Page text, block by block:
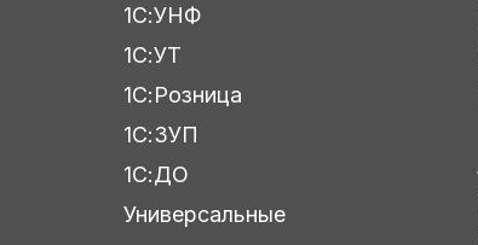
1С:УНФ
1С:УТ
1С:Розница
1С:ЗУП
1С:ДО
Универсальные